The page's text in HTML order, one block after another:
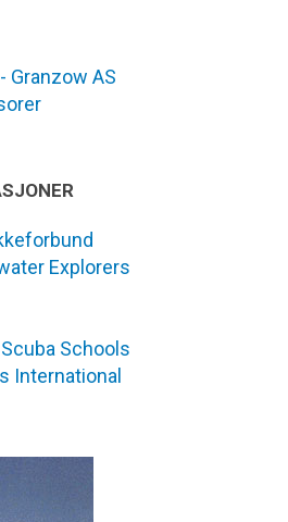
Granzow AS
Explorers
Schools
International